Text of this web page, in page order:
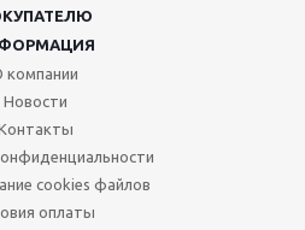
компании
Новости
cookies файлов
оплаты